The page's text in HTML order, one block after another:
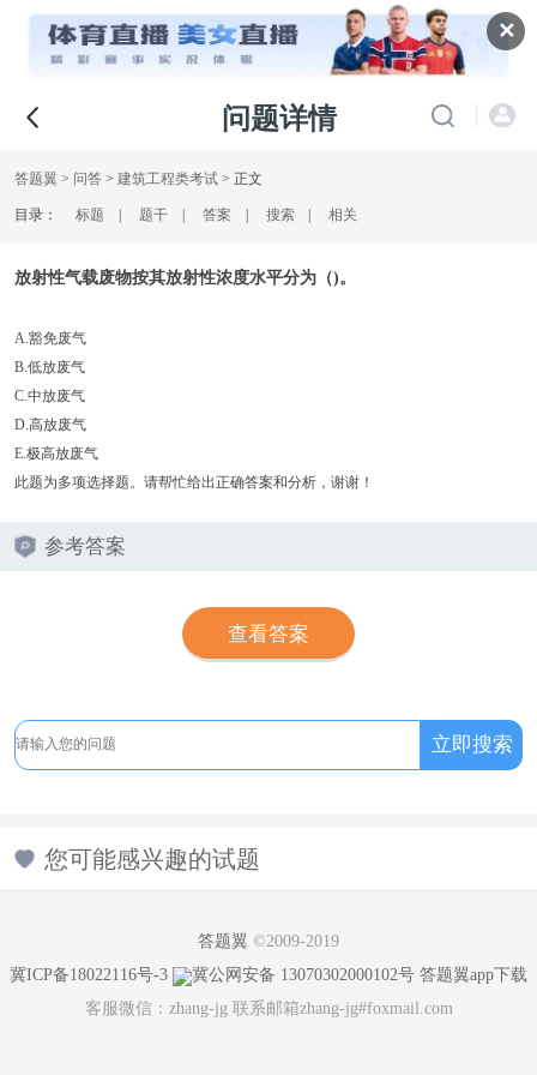
✕
问题详情
答题翼> 问答 > 建筑工程类考试> 正文
目录： 标题 | 题干 | 答案 | 搜索 | 相关
放射性气载废物按其放射性浓度水平分为（)。
A.豁免废气
B.低放废气
C.中放废气
D.高放废气
E.极高放废气
此题为多项选择题。请帮忙给出正确答案和分析，谢谢！
参考答案
查看答案
您可能感兴趣的试题
答题翼 ©2009-2019
冀ICP备18022116号-3
冀公网安备 13070302000102号 答题翼app下载
客服微信：zhang-jg 联系邮箱zhang-jg#foxmail.com